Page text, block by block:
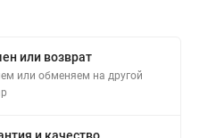
или возврат
или обменяем на другой